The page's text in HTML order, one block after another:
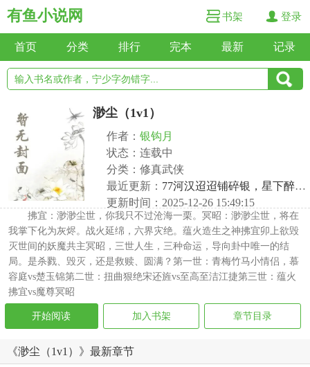
有鱼小说网 书架 登录
首页 分类 排行 完本 最新 记录
渺尘（1v1）
作者： 银钩月
状态：连载中
分类：修真武侠
最近更新： 77河汉迢迢铺碎银，星下醉问声声痴 qi xin
更新时间：2025-12-26 15:49:15
拂宜：渺渺尘世，你我只不过沧海一栗。冥昭：渺渺尘世，将在
我掌下化为灰烬。战火延绵，六界灾绝。蕴火造生之神拂宜卯上欲毁
灭世间的妖魔共主冥昭，三世人生，三种命运，导向卦中唯一的结
局。是杀戮、毁灭，还是救赎、圆满？第一世：青梅竹马小情侣，慕
容庭vs楚玉锦第二世：扭曲狠绝宋还旌vs至高至洁江捷第三世：蕴火
拂宜vs魔尊冥昭
开始阅读 加入书架 章节目录
《渺尘（1v1）》最新章节